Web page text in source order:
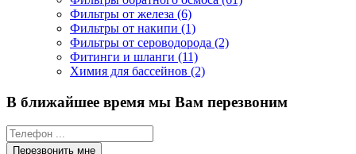
Фильтры от железа (6)
Фильтры от накипи (1)
Фильтры от сероводорода (2)
Фитинги и шланги (11)
Химия для бассейнов (2)
В ближайшее время мы Вам перезвоним